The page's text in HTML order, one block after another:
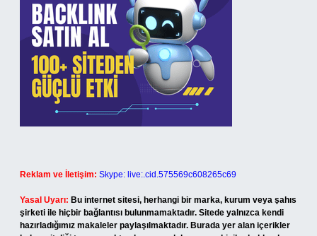
Reklam ve İletişim: Skype: live:.cid.575569c608265c69
Yasal Uyarı: Bu internet sitesi, herhangi bir marka, kurum veya şahıs
şirketi ile hiçbir bağlantısı bulunmamaktadır. Sitede yalnızca kendi
hazırladığımız makaleler paylaşılmaktadır. Burada yer alan içerikler